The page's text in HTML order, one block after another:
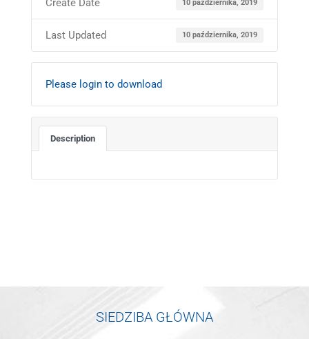
Create Date 10 października, 2019
Last Updated 10 października, 2019
Please login to download
Description
SIEDZIBA GŁÓWNA